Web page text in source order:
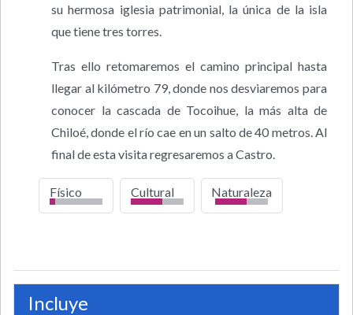
su hermosa iglesia patrimonial, la única de la isla
que tiene tres torres.
Tras ello retomaremos el camino principal hasta
llegar al kilómetro 79, donde nos desviaremos para
conocer la cascada de Tocoihue, la más alta de
Chiloé, donde el río cae en un salto de 40 metros. Al
final de esta visita regresaremos a Castro.
Físico
bajo
Cultural Naturaleza
Incluye